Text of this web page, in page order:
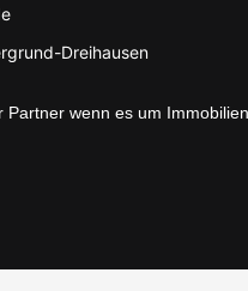
Dreihausen
wenn es um